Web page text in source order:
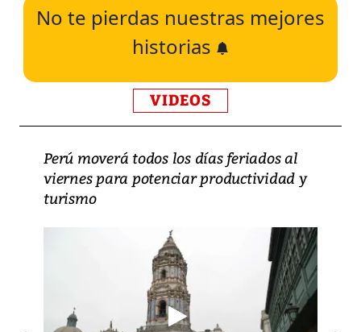
No te pierdas nuestras mejores
historias
VIDEOS
Perú moverá todos los días feriados al
viernes para potenciar productividad y
turismo